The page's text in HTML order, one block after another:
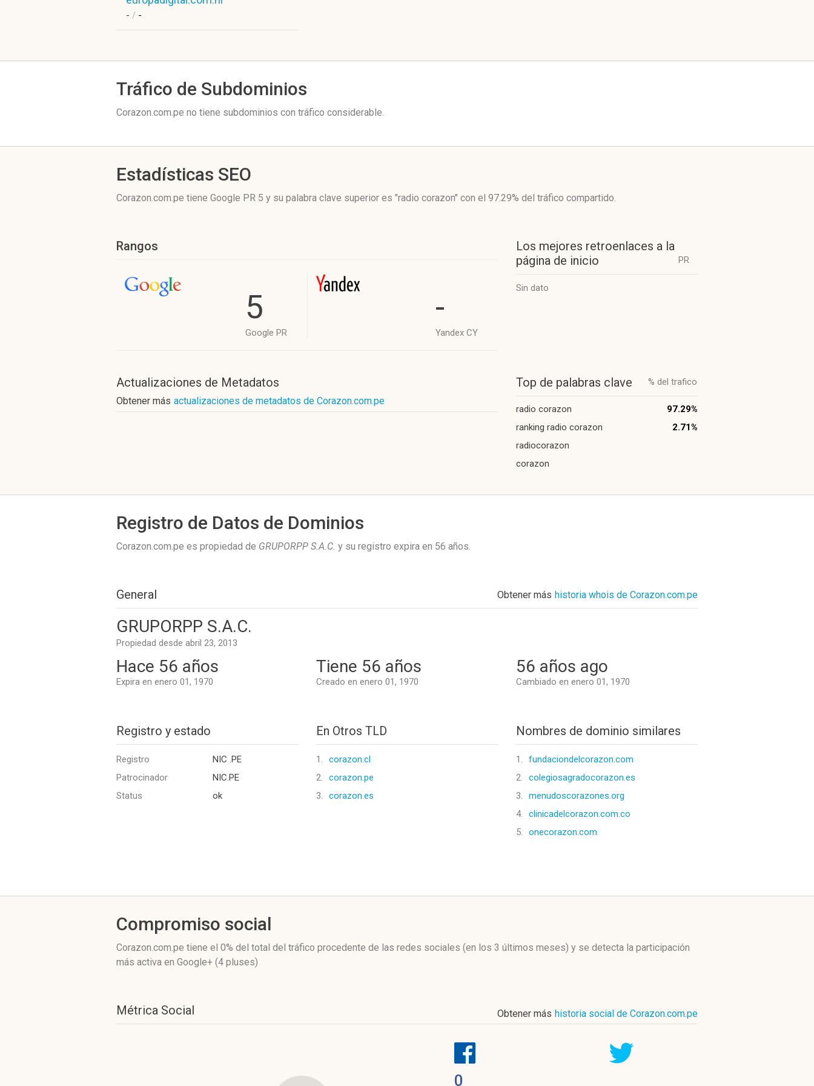
- / -
Tráfico de Subdominios
Corazon.com.pe no tiene subdominios con tráfico considerable.
Estadísticas SEO
Corazon.com.pe tiene Google PR 5 y su palabra clave superior es "radio corazon" con el 97.29% del tráfico compartido.
Rangos
5
Google PR
-
Yandex CY
Actualizaciones de Metadatos
Obtener más actualizaciones de metadatos de Corazon.com.pe
Los mejores retroenlaces a la
página de inicio
PR
Sin dato
Top de palabras clave % del trafico
radio corazon
97.29%
ranking radio corazon
2.71%
radiocorazon
corazon
Registro de Datos de Dominios
Corazon.com.pe es propiedad de GRUPORPP S.A.C. y su registro expira en 56 años.
General Obtener más historia whois de Corazon.com.pe
GRUPORPP S.A.C.
Propiedad desde abril 23, 2013
Hace 56 años
Expira en enero 01, 1970
Tiene 56 años
Creado en enero 01, 1970
56 años ago
Cambiado en enero 01, 1970
Registro y estado
Registro
NIC .PE
Patrocinador
NIC.PE
Status
ok
En Otros TLD
1.
corazon.cl
2.
corazon.pe
3.
corazon.es
Nombres de dominio similares
1.
fundaciondelcorazon.com
2.
colegiosagradocorazon.es
3.
menudoscorazones.org
4.
clinicadelcorazon.com.co
5.
onecorazon.com
Compromiso social
Corazon.com.pe tiene el 0% del total del tráfico procedente de las redes sociales (en los 3 últimos meses) y se detecta la participación
más activa en Google+ (4 pluses)
Métrica Social Obtener más historia social de Corazon.com.pe
0